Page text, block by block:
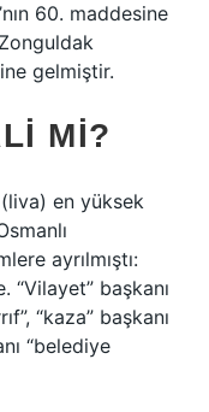
60. maddesine
gelmiştir.
MI?
en yüksek
ayrılmıştı:
başkanı
“kaza” başkanı
“belediye